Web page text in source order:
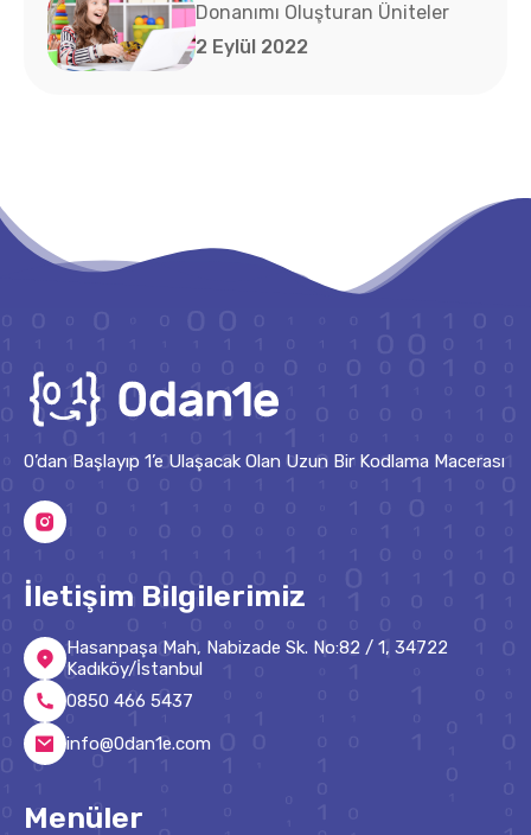
Donanımı Oluşturan Üniteler
2 Eylül 2022
0’dan Başlayıp 1’e Ulaşacak Olan Uzun Bir Kodlama Macerası
İletişim Bilgilerimiz
Hasanpaşa Mah, Nabizade Sk. No:82 / 1, 34722
Kadıköy/İstanbul
0850 466 5437
info@0dan1e.com
Menüler